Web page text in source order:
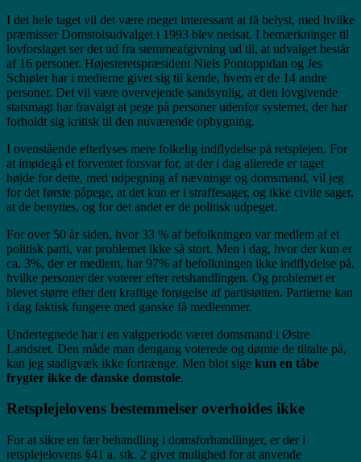
I det hele taget vil det være meget interessant at få belyst, med hvilke
præmisser Domstolsudvalget i 1993 blev nedsat. I bemærkninger til
lovforslaget ser det ud fra stemmeafgivning ud til, at udvalget består
af 16 personer. Højesteretspræsident Niels Pontoppidan og Jes
Schiøler har i medierne givet sig til kende, hvem er de 14 andre
personer. Det vil være overvejende sandsynlig, at den lovgivende
statsmagt har fravalgt at pege på personer udenfor systemet, der har
forholdt sig kritisk til den nuværende opbygning.
I ovenstående efterlyses mere folkelig indflydelse på retsplejen. For
at imødegå et forventet forsvar for, at der i dag allerede er taget
højde for dette, med udpegning af nævninge og domsmand, vil jeg
for det første påpege, at det kun er i straffesager, og ikke civile sager,
at de benyttes, og for det andet er de politisk udpeget.
For over 50 år siden, hvor 33 % af befolkningen var medlem af et
politisk parti, var problemet ikke så stort. Men i dag, hvor der kun er
ca. 3%, der er medlem, har 97% af befolkningen ikke indflydelse på,
hvilke personer der voterer efter retshandlingen. Og problemet er
blevet større efter den kraftige forøgelse af partistøtten. Partierne kan
i dag faktisk fungere med ganske få medlemmer.
Undertegnede har i en valgperiode været domsmand i Østre
Landsret. Den måde man dengang voterede og dømte de tiltalte på,
kan jeg stadigvæk ikke fortrænge. Men blot sige kun en tåbe
frygter ikke de danske domstole.
Retsplejelovens bestemmelser overholdes ikke
For at sikre en fær behandling i domsforhandlinger, er der i
retsplejelovens §41 a. stk. 2 givet mulighed for at anvende